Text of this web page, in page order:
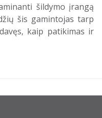
šildymo įrangą
šis gamintojas tarp
kaip patikimas ir